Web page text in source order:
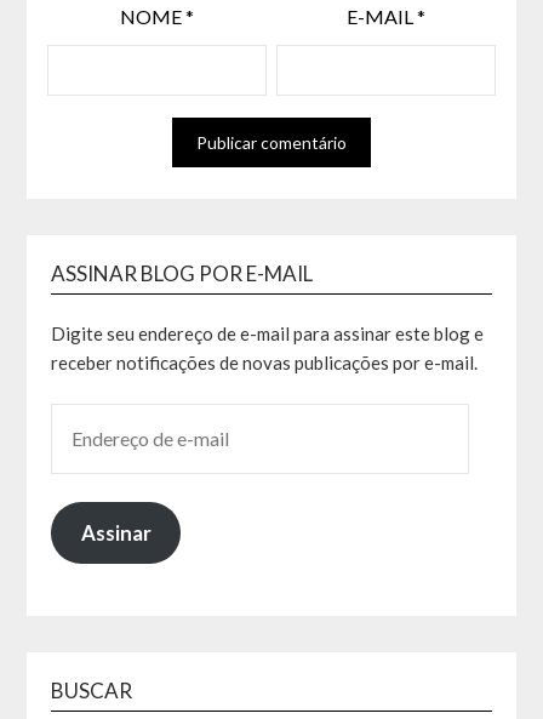
NOME* E-MAIL*
ASSINAR BLOG POR E-MAIL
Digite seu endereço de e-mail para assinar este blog e
receber notificações de novas publicações por e-mail.
Assinar
BUSCAR